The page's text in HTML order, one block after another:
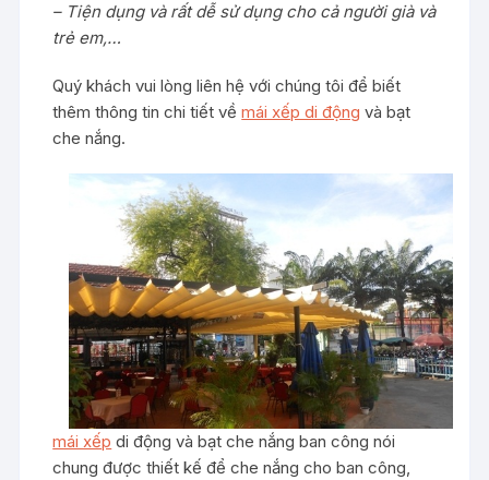
– Tiện dụng và rất dễ sử dụng cho cả người già và
trẻ em,…
Quý khách vui lòng liên hệ với chúng tôi để biết
thêm thông tin chi tiết vềmái xếp di động và bạt
che nắng.
mái xếp di động và bạt che nắng ban công nói
chung được thiết kế để che nắng cho ban công,